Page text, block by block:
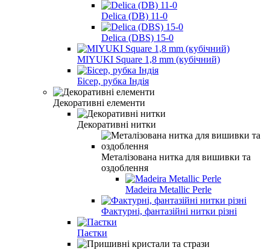
Delica (DB) 11-0
Delica (DBS) 15-0
MIYUKI Square 1,8 mm (кубічний)
Бісер, рубка Індія
Декоративні елементи
Декоративні нитки
Металізована нитка для вишивки та
оздоблення
Madeira Metallic Perle
Фактурні, фантазійні нитки різні
Паєтки